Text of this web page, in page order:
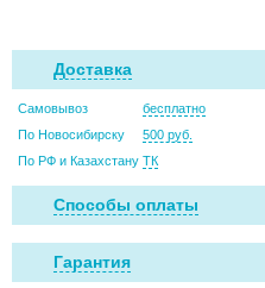
Доставка
Самовывоз
бесплатно
По Новосибирску
500 руб.
По РФ и Казахстану ТК
Способы оплаты
Гарантия